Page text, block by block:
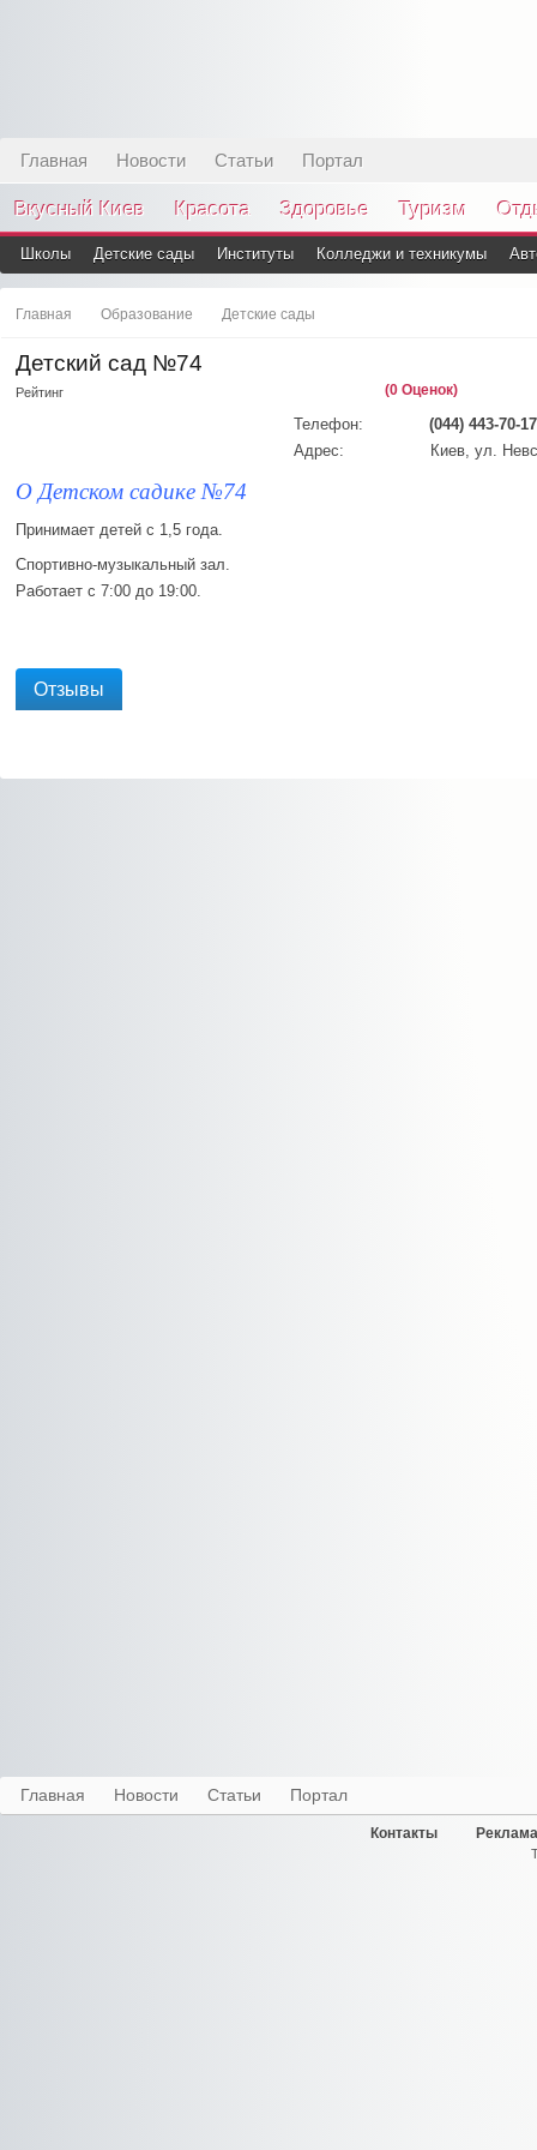
Главная Новости Статьи Портал
Вкусный Киев Красота Здоровье Туризм
Школы Детские сады Институты Колледжи и техникумы
Главная Образование Детские сады
Детский сад №74
Рейтинг (0 Оценок)
Телефон:
(044) 443-70-17
Адрес:
Киев, ул.
О Детском садике №74
Принимает детей с 1,5 года.
Спортивно-музыкальный зал.
Работает с 7:00 до 19:00.
Отзывы
Главная Новости Статьи Портал
Контакты